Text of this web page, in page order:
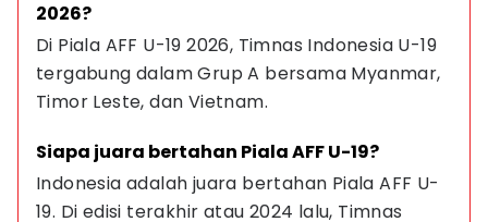
2026?
Di Piala AFF U-19 2026, Timnas Indonesia U-19
tergabung dalam Grup A bersama Myanmar,
Timor Leste, dan Vietnam.
Siapa juara bertahan Piala AFF U-19?
Indonesia adalah juara bertahan Piala AFF U-
19. Di edisi terakhir atau 2024 lalu, Timnas